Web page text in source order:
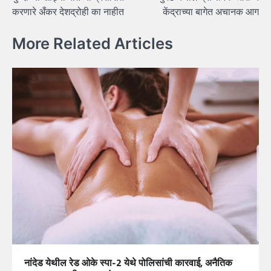
करणारे अँकर देशद्रोही का नाहीत
केंद्राच्या बागेत अचानक आग
More Related Articles
नांदेड येथील रेड ओके स्पा-2 येथे पोलिसांची कारवाई, अनैतिक